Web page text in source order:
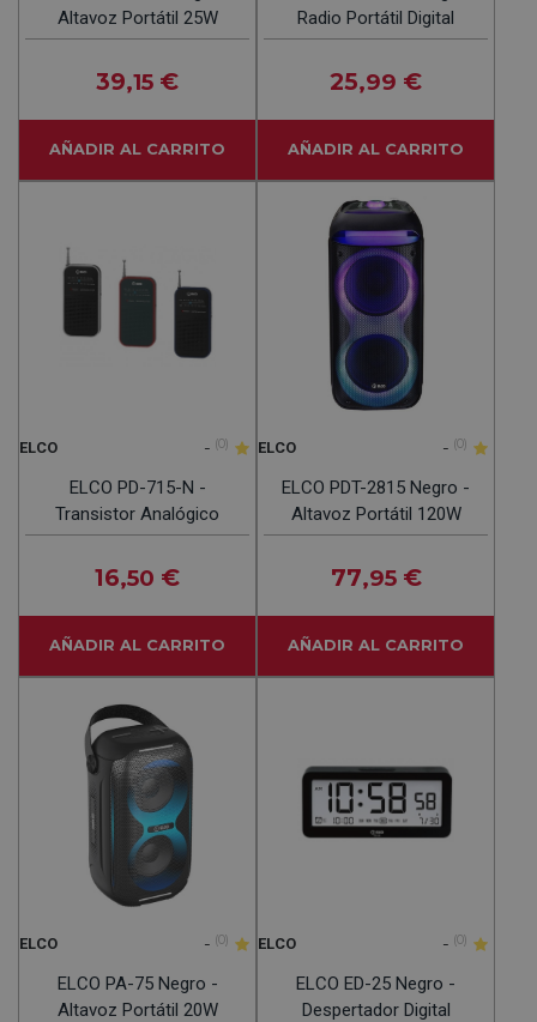
Altavoz Portátil 25W
39,15 €
AÑADIR AL CARRITO
Radio Portátil Digital
25,99 €
AÑADIR AL CARRITO
ELCO - (0)
ELCO PD-715-N -
Transistor Analógico
16,50 €
AÑADIR AL CARRITO
ELCO - (0)
ELCO PDT-2815 Negro -
Altavoz Portátil 120W
77,95 €
AÑADIR AL CARRITO
ELCO - (0)
ELCO PA-75 Negro -
Altavoz Portátil 20W
ELCO - (0)
ELCO ED-25 Negro -
Despertador Digital